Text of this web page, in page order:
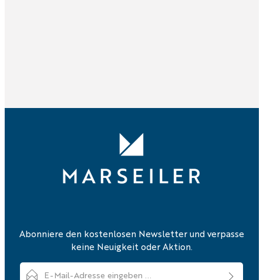
Abonniere den kostenlosen Newsletter und verpasse
keine Neuigkeit oder Aktion.